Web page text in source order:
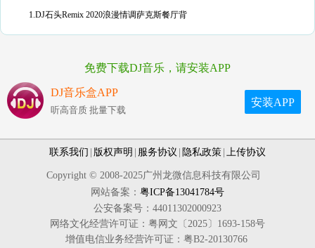
1.DJ石头Remix 2020浪漫情调萨克斯餐厅背
免费下载DJ音乐，请安装APP
DJ音乐盒APP
听高音质 批量下载
安装APP
联系我们 版权声明 服务协议 隐私政策 上传协议
Copyright © 2008-2025广州龙微信息科技有限公司
网站备案： 粤ICP备13041784号
公安备案号：44011302000923
网络文化经营许可证：粤网文〔2025〕1693-158号
增值电信业务经营许可证：粤B2-20130766